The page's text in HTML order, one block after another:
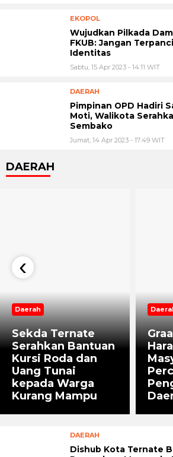
EKOPOL
Wujudkan Pilkada
FKUB: Jangan
Identitas
Sabtu, 15 Apr 2023 - 14:11 WIT
DAERAH
Pimpinan OPD Hadiri
Moti, Walikota
Sembako
Jumat, 14 Apr 2023 - 17:49 WIT
DAERAH
Daerah
Sekda Ternate
Serahkan Bantuan
Kursi Roda dan
Uang Tunai
kepada Warga
Kurang Mampu
‹
DAERAH
Dishub Kota Ternate